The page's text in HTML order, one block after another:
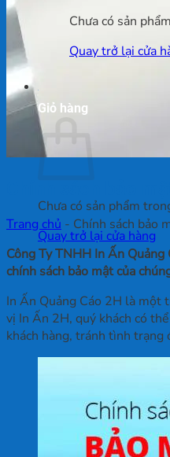
Chưa có sản
Quay trở lại cửa
Giỏ hàng
Chưa có sản phẩm
Quay trở lại cửa hàng
Trang chủ - Chính sách bảo
Công Ty TNHH In Ấn
chính sách bảo mật của
In Ấn Quảng Cáo 2H là một
vị In Ấn 2H, quý khách có
khách hàng, tránh tình trạng